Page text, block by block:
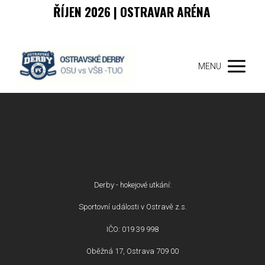
ŘÍJEN 2026 | OSTRAVAR ARÉNA
MENU
Derby - hokejové utkání:
Sportovní události v Ostravě z.s.
IČO: 019 39 998
Oběžná 17, Ostrava 709 00